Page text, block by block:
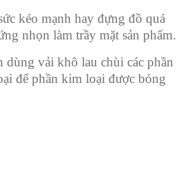
kéo mạnh hay đựng đồ quá
nhọn làm trầy mặt sản phẩm.
dùng vải khô lau chùi các phần
để phần kim loại được bóng